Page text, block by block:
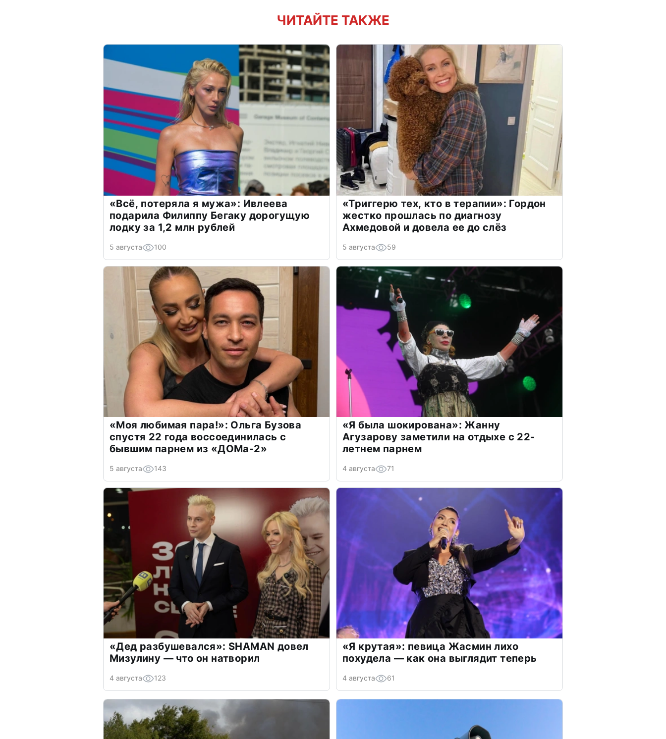
ЧИТАЙТЕ ТАКЖЕ
«Всё, потеряла я мужа»: Ивлеева
подарила Филиппу Бегаку дорогущую
лодку за 1,2 млн рублей
5 августа 100
«Триггерю тех, кто в терапии»: Гордон
жестко прошлась по диагнозу
Ахмедовой и довела ее до слёз
5 августа 59
«Моя любимая пара!»: Ольга Бузова
спустя 22 года воссоединилась с
бывшим парнем из «ДОМа-2»
5 августа 143
«Я была шокирована»: Жанну
Агузарову заметили на отдыхе с 22-
летнем парнем
4 августа 71
«Дед разбушевался»: SHAMAN довел
Мизулину — что он натворил
4 августа 123
«Я крутая»: певица Жасмин лихо
похудела — как она выглядит теперь
4 августа 61